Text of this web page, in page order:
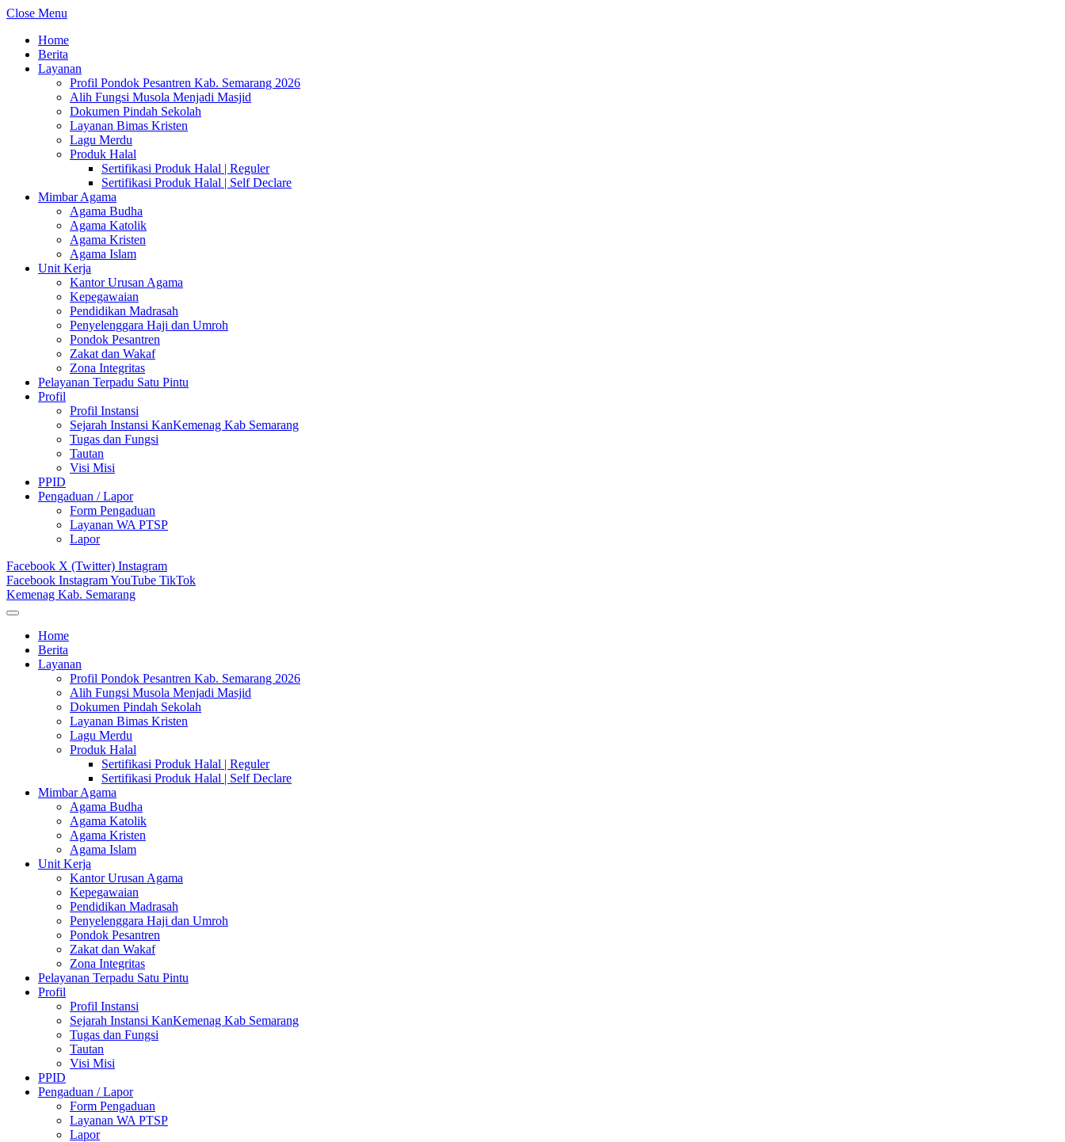
Close Menu
Home
Berita
Layanan
Profil Pondok Pesantren Kab. Semarang 2026
Alih Fungsi Musola Menjadi Masjid
Dokumen Pindah Sekolah
Layanan Bimas Kristen
Lagu Merdu
Produk Halal
Sertifikasi Produk Halal | Reguler
Sertifikasi Produk Halal | Self Declare
Mimbar Agama
Agama Budha
Agama Katolik
Agama Kristen
Agama Islam
Unit Kerja
Kantor Urusan Agama
Kepegawaian
Pendidikan Madrasah
Penyelenggara Haji dan Umroh
Pondok Pesantren
Zakat dan Wakaf
Zona Integritas
Pelayanan Terpadu Satu Pintu
Profil
Profil Instansi
Sejarah Instansi KanKemenag Kab Semarang
Tugas dan Fungsi
Tautan
Visi Misi
PPID
Pengaduan / Lapor
Form Pengaduan
Layanan WA PTSP
Lapor
Facebook X (Twitter) Instagram
Facebook InstagramYouTube TikTok
Kemenag Kab. Semarang
Home
Berita
Layanan
Profil Pondok Pesantren Kab. Semarang 2026
Alih Fungsi Musola Menjadi Masjid
Dokumen Pindah Sekolah
Layanan Bimas Kristen
Lagu Merdu
Produk Halal
Sertifikasi Produk Halal | Reguler
Sertifikasi Produk Halal | Self Declare
Mimbar Agama
Agama Budha
Agama Katolik
Agama Kristen
Agama Islam
Unit Kerja
Kantor Urusan Agama
Kepegawaian
Pendidikan Madrasah
Penyelenggara Haji dan Umroh
Pondok Pesantren
Zakat dan Wakaf
Zona Integritas
Pelayanan Terpadu Satu Pintu
Profil
Profil Instansi
Sejarah Instansi KanKemenag Kab Semarang
Tugas dan Fungsi
Tautan
Visi Misi
PPID
Pengaduan / Lapor
Form Pengaduan
Layanan WA PTSP
Lapor